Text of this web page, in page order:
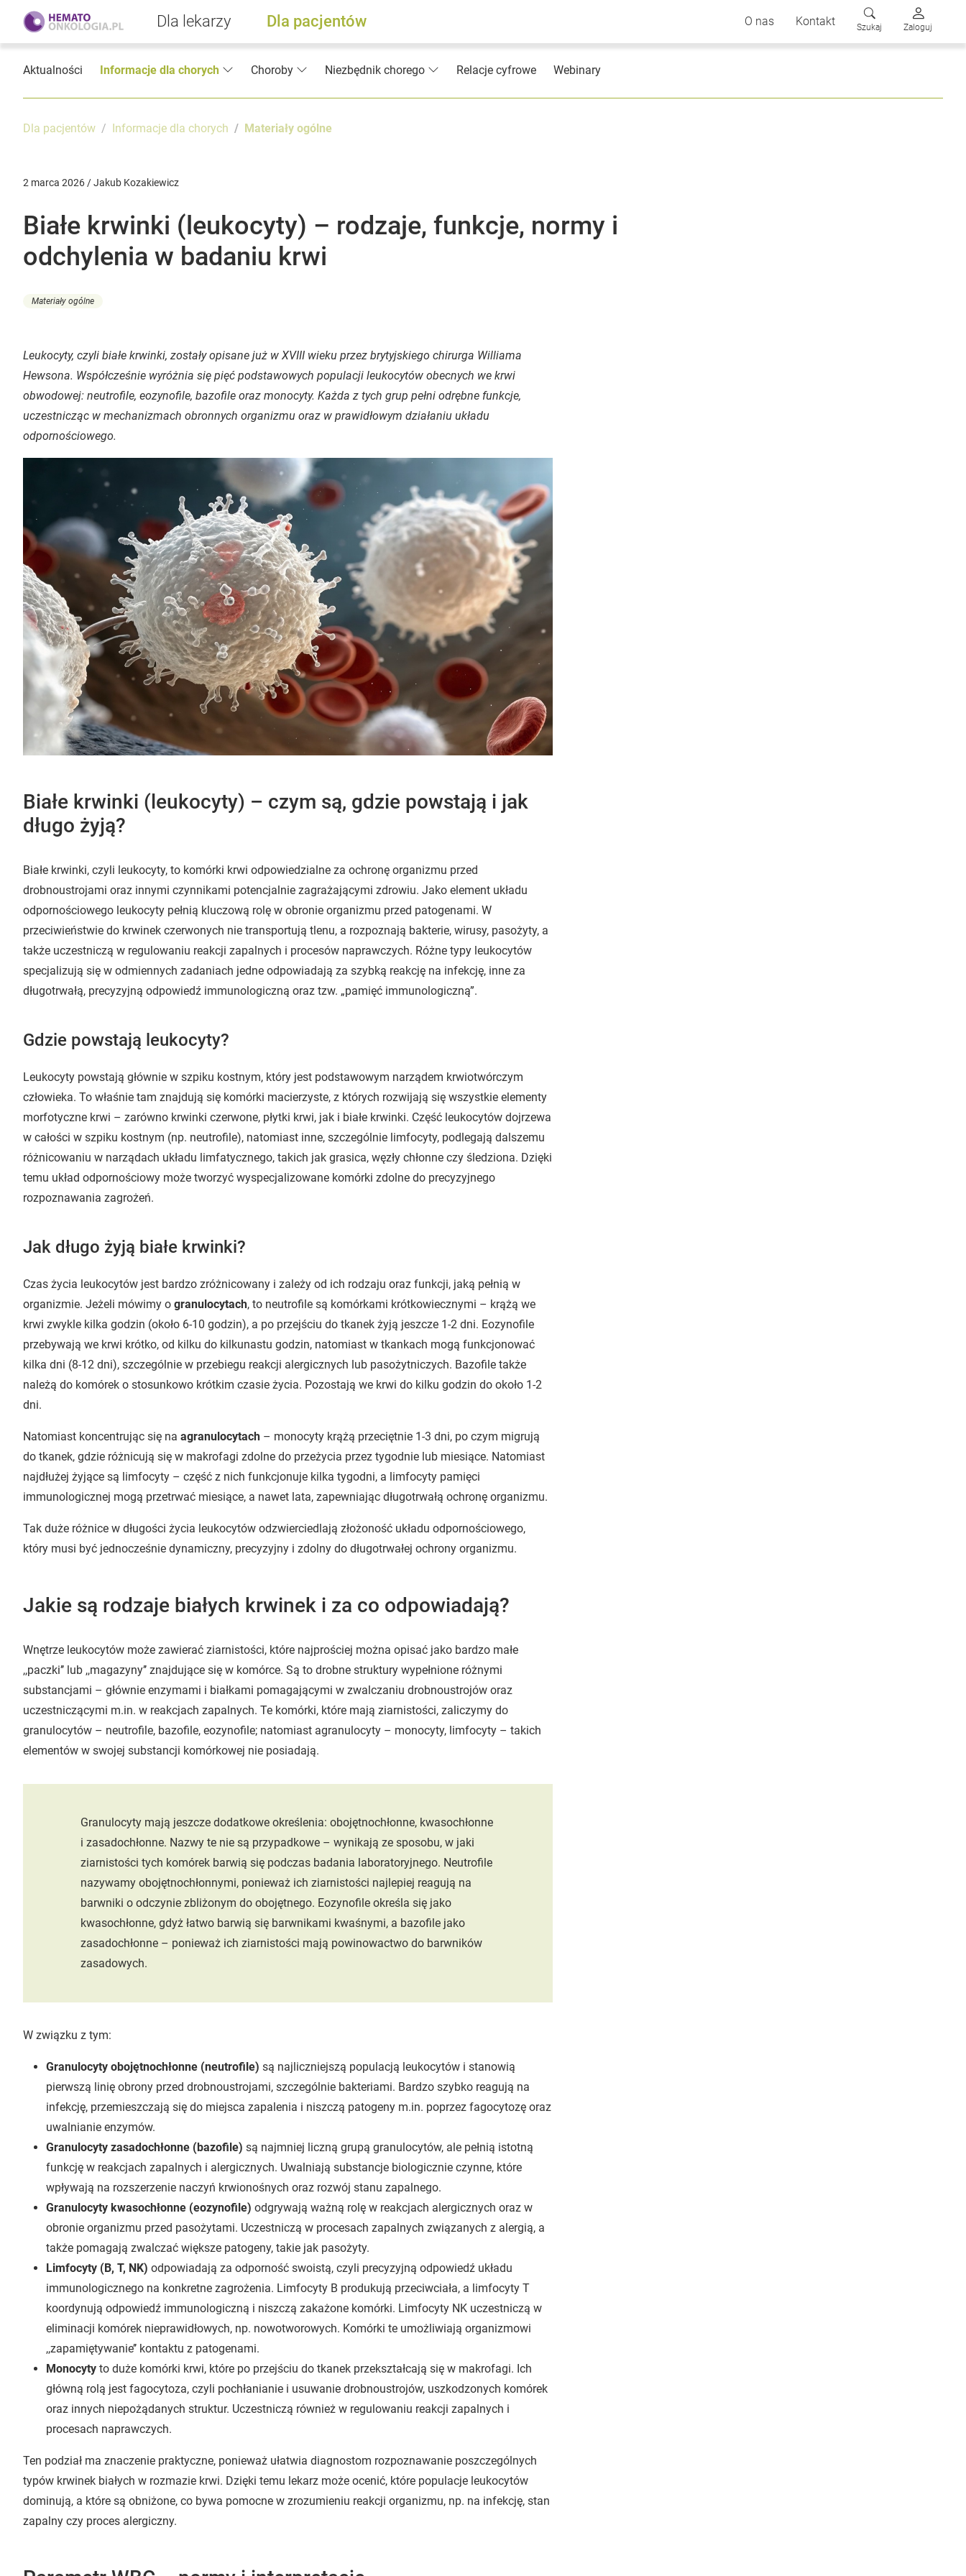
Dla lekarzy Dla pacjentów O nas Kontakt Szukaj Zaloguj
Aktualności Informacje dla chorych Choroby Niezbędnik chorego Relacje cyfrowe Webinary
Dla pacjentów Informacje dla chorych Materiały ogólne
2 marca 2026 / Jakub Kozakiewicz
Białe krwinki (leukocyty) – rodzaje, funkcje, normy i
odchylenia w badaniu krwi
Materiały ogólne
Leukocyty, czyli białe krwinki, zostały opisane już w XVIII wieku przez brytyjskiego chirurga Williama
Hewsona. Współcześnie wyróżnia się pięć podstawowych populacji leukocytów obecnych we krwi
obwodowej: neutrofile, eozynofile, bazofile oraz monocyty. Każda z tych grup pełni odrębne funkcje,
uczestnicząc w mechanizmach obronnych organizmu oraz w prawidłowym działaniu układu
odpornościowego.
Białe krwinki (leukocyty) – czym są, gdzie powstają i jak
długo żyją?
Białe krwinki, czyli leukocyty, to komórki krwi odpowiedzialne za ochronę organizmu przed
drobnoustrojami oraz innymi czynnikami potencjalnie zagrażającymi zdrowiu. Jako element układu
odpornościowego leukocyty pełnią kluczową rolę w obronie organizmu przed patogenami. W
przeciwieństwie do krwinek czerwonych nie transportują tlenu, a rozpoznają bakterie, wirusy, pasożyty, a
także uczestniczą w regulowaniu reakcji zapalnych i procesów naprawczych. Różne typy leukocytów
specjalizują się w odmiennych zadaniach jedne odpowiadają za szybką reakcję na infekcję, inne za
długotrwałą, precyzyjną odpowiedź immunologiczną oraz tzw. „pamięć immunologiczną”.
Gdzie powstają leukocyty?
Leukocyty powstają głównie w szpiku kostnym, który jest podstawowym narządem krwiotwórczym
człowieka. To właśnie tam znajdują się komórki macierzyste, z których rozwijają się wszystkie elementy
morfotyczne krwi – zarówno krwinki czerwone, płytki krwi, jak i białe krwinki. Część leukocytów dojrzewa
w całości w szpiku kostnym (np. neutrofile), natomiast inne, szczególnie limfocyty, podlegają dalszemu
różnicowaniu w narządach układu limfatycznego, takich jak grasica, węzły chłonne czy śledziona. Dzięki
temu układ odpornościowy może tworzyć wyspecjalizowane komórki zdolne do precyzyjnego
rozpoznawania zagrożeń.
Jak długo żyją białe krwinki?
Czas życia leukocytów jest bardzo zróżnicowany i zależy od ich rodzaju oraz funkcji, jaką pełnią w
organizmie. Jeżeli mówimy o granulocytach, to neutrofile są komórkami krótkowiecznymi – krążą we
krwi zwykle kilka godzin (około 6-10 godzin), a po przejściu do tkanek żyją jeszcze 1-2 dni. Eozynofile
przebywają we krwi krótko, od kilku do kilkunastu godzin, natomiast w tkankach mogą funkcjonować
kilka dni (8-12 dni), szczególnie w przebiegu reakcji alergicznych lub pasożytniczych. Bazofile także
należą do komórek o stosunkowo krótkim czasie życia. Pozostają we krwi do kilku godzin do około 1-2
dni.
Natomiast koncentrując się na agranulocytach – monocyty krążą przeciętnie 1-3 dni, po czym migrują
do tkanek, gdzie różnicują się w makrofagi zdolne do przeżycia przez tygodnie lub miesiące. Natomiast
najdłużej żyjące są limfocyty – część z nich funkcjonuje kilka tygodni, a limfocyty pamięci
immunologicznej mogą przetrwać miesiące, a nawet lata, zapewniając długotrwałą ochronę organizmu.
Tak duże różnice w długości życia leukocytów odzwierciedlają złożoność układu odpornościowego,
który musi być jednocześnie dynamiczny, precyzyjny i zdolny do długotrwałej ochrony organizmu.
Jakie są rodzaje białych krwinek i za co odpowiadają?
Wnętrze leukocytów może zawierać ziarnistości, które najprościej można opisać jako bardzo małe
,,paczki’’ lub ,,magazyny’’ znajdujące się w komórce. Są to drobne struktury wypełnione różnymi
substancjami – głównie enzymami i białkami pomagającymi w zwalczaniu drobnoustrojów oraz
uczestniczącymi m.in. w reakcjach zapalnych. Te komórki, które mają ziarnistości, zaliczymy do
granulocytów – neutrofile, bazofile, eozynofile; natomiast agranulocyty – monocyty, limfocyty – takich
elementów w swojej substancji komórkowej nie posiadają.
Granulocyty mają jeszcze dodatkowe określenia: obojętnochłonne, kwasochłonne
i zasadochłonne. Nazwy te nie są przypadkowe – wynikają ze sposobu, w jaki
ziarnistości tych komórek barwią się podczas badania laboratoryjnego. Neutrofile
nazywamy obojętnochłonnymi, ponieważ ich ziarnistości najlepiej reagują na
barwniki o odczynie zbliżonym do obojętnego. Eozynofile określa się jako
kwasochłonne, gdyż łatwo barwią się barwnikami kwaśnymi, a bazofile jako
zasadochłonne – ponieważ ich ziarnistości mają powinowactwo do barwników
zasadowych.
W związku z tym:
Granulocyty obojętnochłonne (neutrofile) są najliczniejszą populacją leukocytów i stanowią
pierwszą linię obrony przed drobnoustrojami, szczególnie bakteriami. Bardzo szybko reagują na
infekcję, przemieszczają się do miejsca zapalenia i niszczą patogeny m.in. poprzez fagocytozę oraz
uwalnianie enzymów.
Granulocyty zasadochłonne (bazofile) są najmniej liczną grupą granulocytów, ale pełnią istotną
funkcję w reakcjach zapalnych i alergicznych. Uwalniają substancje biologicznie czynne, które
wpływają na rozszerzenie naczyń krwionośnych oraz rozwój stanu zapalnego.
Granulocyty kwasochłonne (eozynofile) odgrywają ważną rolę w reakcjach alergicznych oraz w
obronie organizmu przed pasożytami. Uczestniczą w procesach zapalnych związanych z alergią, a
także pomagają zwalczać większe patogeny, takie jak pasożyty.
Limfocyty (B, T, NK) odpowiadają za odporność swoistą, czyli precyzyjną odpowiedź układu
immunologicznego na konkretne zagrożenia. Limfocyty B produkują przeciwciała, a limfocyty T
koordynują odpowiedź immunologiczną i niszczą zakażone komórki. Limfocyty NK uczestniczą w
eliminacji komórek nieprawidłowych, np. nowotworowych. Komórki te umożliwiają organizmowi
,,zapamiętywanie’’ kontaktu z patogenami.
Monocyty to duże komórki krwi, które po przejściu do tkanek przekształcają się w makrofagi. Ich
główną rolą jest fagocytoza, czyli pochłanianie i usuwanie drobnoustrojów, uszkodzonych komórek
oraz innych niepożądanych struktur. Uczestniczą również w regulowaniu reakcji zapalnych i
procesach naprawczych.
Ten podział ma znaczenie praktyczne, ponieważ ułatwia diagnostom rozpoznawanie poszczególnych
typów krwinek białych w rozmazie krwi. Dzięki temu lekarz może ocenić, które populacje leukocytów
dominują, a które są obniżone, co bywa pomocne w zrozumieniu reakcji organizmu, np. na infekcję, stan
zapalny czy proces alergiczny.